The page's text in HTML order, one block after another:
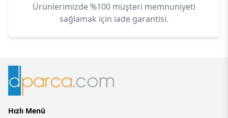
Ürünlerimizde %100 müşteri memnuniyeti
sağlamak için iade garantisi.
Hızlı Menü